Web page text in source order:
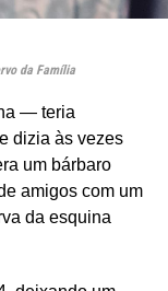
da Família
— teria
dizia às vezes
um bárbaro
amigos com um
da esquina